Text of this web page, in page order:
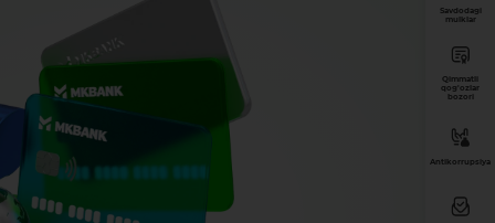
Savdodagi
mulklar
Qimmatli
qog'ozlar
bozori
Antikorrupsiya